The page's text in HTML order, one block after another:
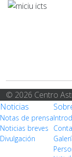
© 2026 Centro
Noticias
Notas de prensa
Noticias breves
Divulgación